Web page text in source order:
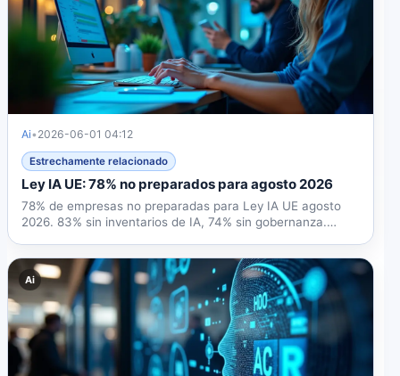
Ai• 2026-06-01 04:12
Estrechamente relacionado
Ley IA UE: 78% no preparados para agosto 2026
78% de empresas no preparadas para Ley IA UE agosto
2026. 83% sin inventarios de IA, 74% sin gobernanza.
Ai